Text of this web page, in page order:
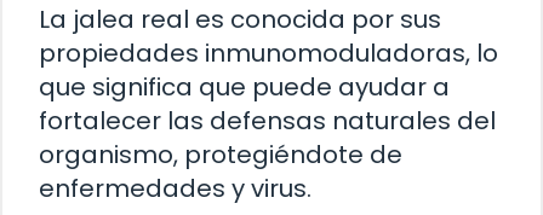
La jalea real es conocida por sus
propiedades inmunomoduladoras, lo
que significa que puede ayudar a
fortalecer las defensas naturales del
organismo, protegiéndote de
enfermedades y virus.